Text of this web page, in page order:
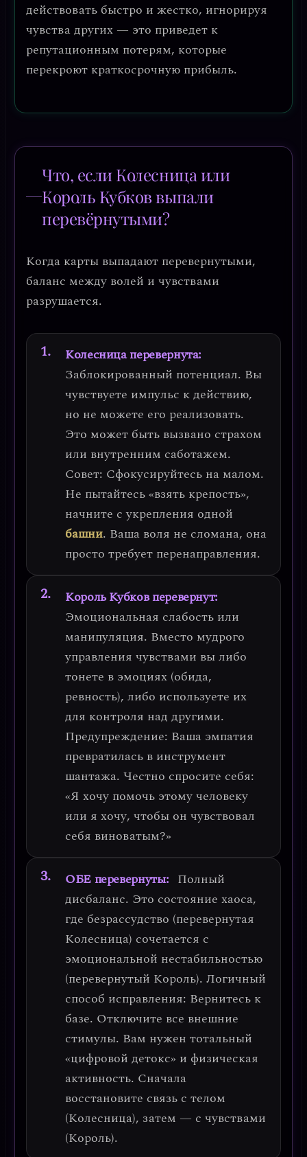
действовать быстро и жестко, игнорируя
чувства других — это приведет к
репутационным потерям, которые
перекроют краткосрочную прибыль.
Что, если Колесница или
Король Кубков выпали
перевёрнутыми?
Когда карты выпадают перевернутыми,
баланс между волей и чувствами
разрушается.
Колесница перевернута:
Заблокированный потенциал. Вы
чувствуете импульс к действию,
но не можете его реализовать.
Это может быть вызвано страхом
или внутренним саботажем.
Совет: Сфокусируйтесь на малом.
Не пытайтесь «взять крепость»,
начните с укрепления одной
башни. Ваша воля не сломана, она
просто требует перенаправления.
Король Кубков перевернут:
Эмоциональная слабость или
манипуляция. Вместо мудрого
управления чувствами вы либо
тонете в эмоциях (обида,
ревность), либо используете их
для контроля над другими.
Предупреждение: Ваша эмпатия
превратилась в инструмент
шантажа. Честно спросите себя:
«Я хочу помочь этому человеку
или я хочу, чтобы он чувствовал
себя виноватым?»
ОБЕ перевернуты: Полный
дисбаланс. Это состояние хаоса,
где безрассудство (перевернутая
Колесница) сочетается с
эмоциональной нестабильностью
(перевернутый Король). Логичный
способ исправления: Вернитесь к
базе. Отключите все внешние
стимулы. Вам нужен тотальный
«цифровой детокс» и физическая
активность. Сначала
восстановите связь с телом
(Колесница), затем — с чувствами
(Король).